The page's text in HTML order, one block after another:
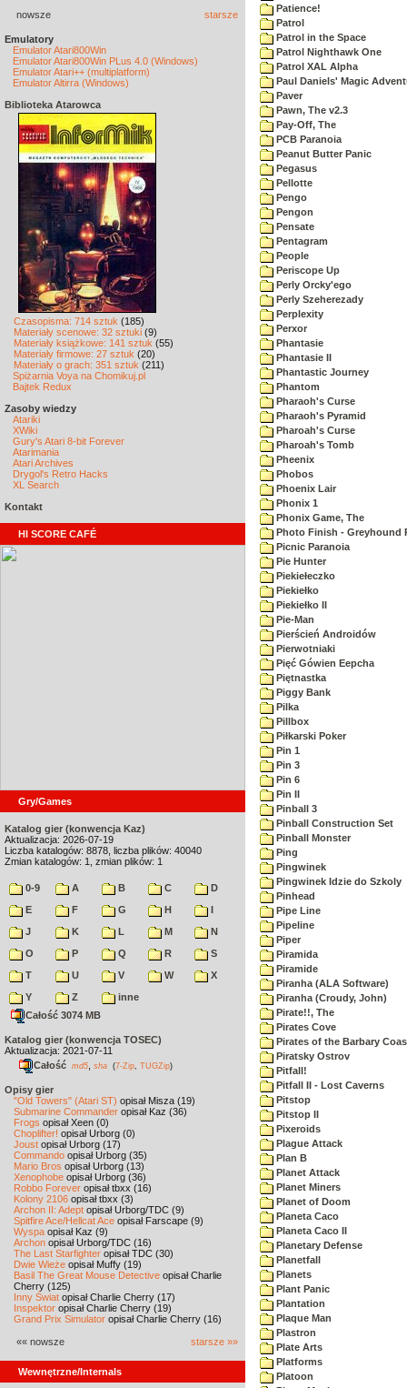
nowsze starsze
Emulatory
Emulator Atari800Win
Emulator Atari800Win PLus 4.0 (Windows)
Emulator Atari++ (multiplatform)
Emulator Altirra (Windows)
Biblioteka Atarowca
Czasopisma: 714 sztuk (185)
Materiały scenowe: 32 sztuki (9)
Materiały książkowe: 141 sztuk (55)
Materiały firmowe: 27 sztuk (20)
Materiały o grach: 351 sztuk (211)
Spiżarnia Voya na Chomikuj.pl
Bajtek Redux
Zasoby wiedzy
Atariki
XWiki
Gury's Atari 8-bit Forever
Atarimania
Atari Archives
Drygol's Retro Hacks
XL Search
Kontakt
HI SCORE CAFÉ
Gry/Games
Katalog gier (konwencja Kaz)
Aktualizacja: 2026-07-19
Liczba katalogów: 8878, liczba plików: 40040
Zmian katalogów: 1, zmian plików: 1
0-9 A B C
D
E
F G H
I
J
K L M
N
O
P Q R
S
T
U V W
X
Y
Z
inne
Całość 3074 MB
Katalog gier (konwencja TOSEC)
Aktualizacja: 2021-07-11
Całość md5 sha (7-Zip TUGZip)
Opisy gier
"Old Towers" (Atari ST) opisał Misza (19)
Submarine Commander opisał Kaz (36)
Frogs opisał Xeen (0)
Choplifter! opisał Urborg (0)
Joust opisał Urborg (17)
Commando opisał Urborg (35)
Mario Bros opisał Urborg (13)
Xenophobe opisał Urborg (36)
Robbo Forever opisał tbxx (16)
Kolony 2106 opisał tbxx (3)
Archon II: Adept opisał Urborg/TDC (9)
Spitfire Ace/Hellcat Ace opisał Farscape (9)
Wyspa opisał Kaz (9)
Archon opisał Urborg/TDC (16)
The Last Starfighter opisał TDC (30)
Dwie Wieże opisał Muffy (19)
Basil The Great Mouse Detective opisał Charlie
Cherry (125)
Inny Świat opisał Charlie Cherry (17)
Inspektor opisał Charlie Cherry (19)
Grand Prix Simulator opisał Charlie Cherry (16)
«« nowsze starsze »»
Wewnętrzne/Internals
Patience!
Patrol
Patrol in the Space
Patrol Nighthawk One
Patrol XAL Alpha
Paul Daniels' Magic
Paver
Pawn, The v2.3
Pay-Off, The
PCB Paranoia
Peanut Butter Panic
Pegasus
Pellotte
Pengo
Pengon
Pensate
Pentagram
People
Periscope Up
Perly Orcky'ego
Perly Szeherezady
Perplexity
Perxor
Phantasie
Phantasie II
Phantastic Journey
Phantom
Pharaoh's Curse
Pharaoh's Pyramid
Pharoah's Curse
Pharoah's Tomb
Pheenix
Phobos
Phoenix Lair
Phonix 1
Phonix Game, The
Photo Finish - Greyhound
Picnic Paranoia
Pie Hunter
Piekiełeczko
Piekiełko
Piekiełko II
Pie-Man
Pierścień Androidów
Pierwotniaki
Pięć Gówien Eepcha
Piętnastka
Piggy Bank
Pilka
Pillbox
Piłkarski Poker
Pin 1
Pin 3
Pin 6
Pin II
Pinball 3
Pinball Construction Set
Pinball Monster
Ping
Pingwinek
Pingwinek Idzie do Szkoly
Pinhead
Pipe Line
Pipeline
Piper
Piramida
Piramide
Piranha (ALA Software)
Piranha (Croudy, John)
Pirate!!, The
Pirates Cove
Pirates of the Barbary
Piratsky Ostrov
Pitfall!
Pitfall II - Lost Caverns
Pitstop
Pitstop II
Pixeroids
Plague Attack
Plan B
Planet Attack
Planet Miners
Planet of Doom
Planeta Caco
Planeta Caco II
Planetary Defense
Planetfall
Planets
Plant Panic
Plantation
Plaque Man
Plastron
Plate Arts
Platforms
Platoon